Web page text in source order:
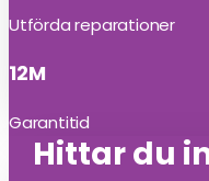
Utförda reparationer
12M
Garantitid
Hittar du